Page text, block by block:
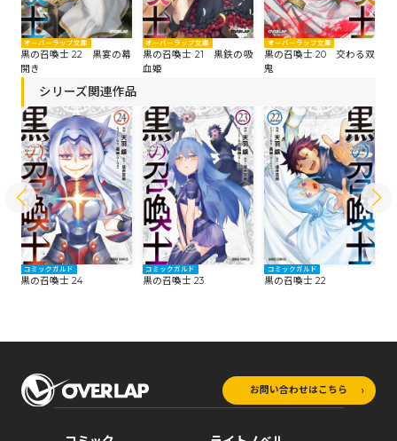
オーバーラップ文庫
黒の召喚士 22 黒宴の幕
開き
オーバーラップ文庫
黒の召喚士 21 黒鉄の吸
血姫
オーバーラップ文庫
黒の召喚士 20 交わる双
鬼
シリーズ関連作品
コミックガルド
黒の召喚士 24
コミックガルド
黒の召喚士 23
コミックガルド
黒の召喚士 22
お問い合わせはこちら